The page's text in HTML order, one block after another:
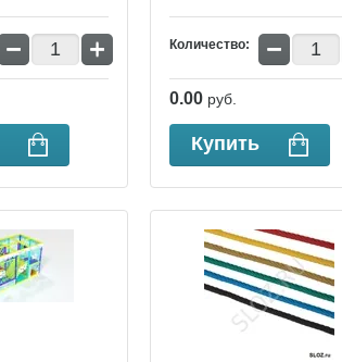
− + Количество: −
0.00 руб.
Купить